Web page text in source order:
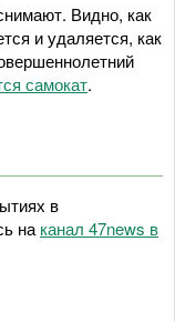
Видно, как
и удаляется, как
самокат.
в
на канал 47news в